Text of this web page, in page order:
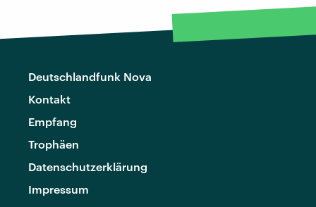
Deutschlandfunk Nova
Kontakt
Empfang
Trophäen
Datenschutzerklärung
Impressum